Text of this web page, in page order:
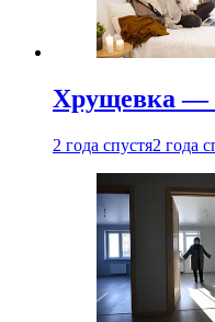
Хрущевка —
2 года спустя2 года